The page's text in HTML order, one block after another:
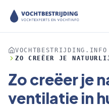
VOCHTBESTRIJDING.INFO
ZO CREËER JE
Zo creëer je
ventilatie in